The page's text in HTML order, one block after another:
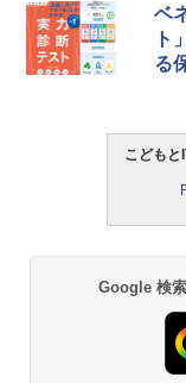
ベ
ト
る
こどもと
Google 検